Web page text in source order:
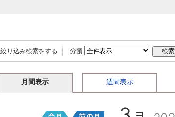
絞り込み検索をする 分類
月間表示 週間表示